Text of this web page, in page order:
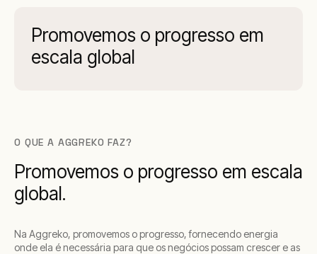
Promovemos o progresso em
escala global
O QUE A AGGREKO FAZ?
Promovemos o progresso em escala
global.
Na Aggreko, promovemos o progresso, fornecendo energia
onde ela é necessária para que os negócios possam crescer e as